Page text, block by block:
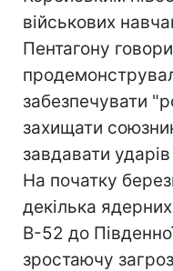
військових
Пентагону
забезпечувати
захищати
завдавати ударів
На початку
декілька
B-52 до
зростаючу